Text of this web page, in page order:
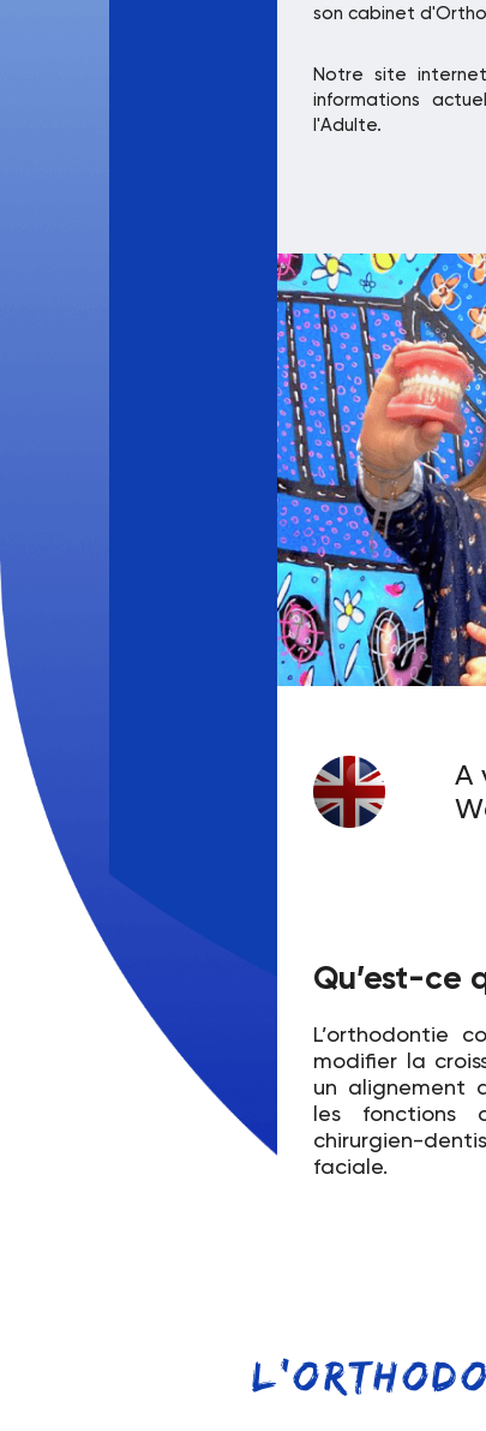
son cabinet
Notre site
informations
l'Adulte.
A
Qu’est-ce
L’orthodontie
modifier la
un alignement
les fonctions
chirurgien-
faciale.